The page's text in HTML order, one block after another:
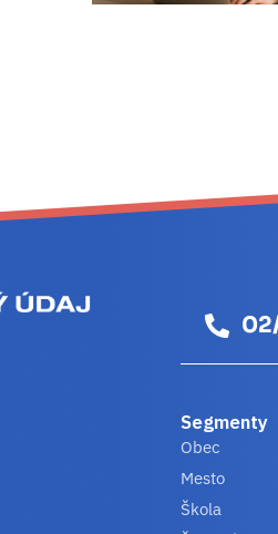
Segmenty
Obec
Mesto
Škola